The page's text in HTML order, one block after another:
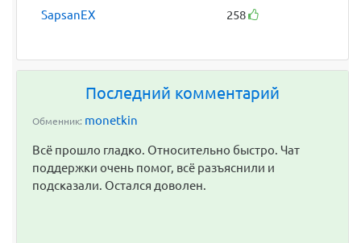
SapsanEX 258
Последний комментарий
Обменник: monetkin
Всё прошло гладко. Относительно быстро. Чат
поддержки очень помог, всё разъяснили и
подсказали. Остался доволен.